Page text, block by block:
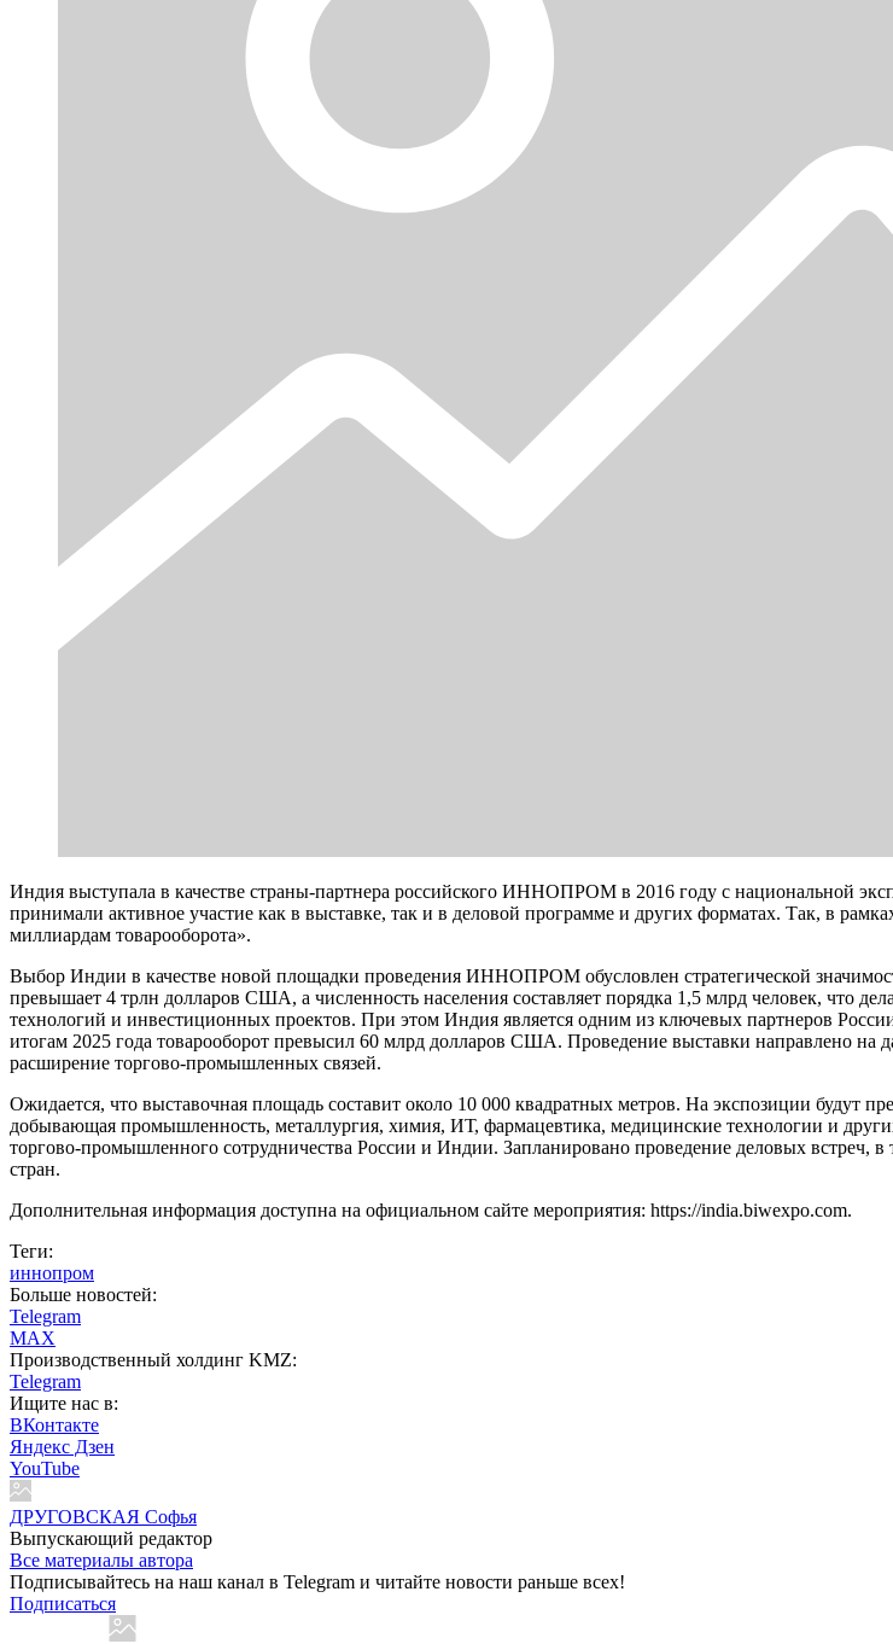
Индия выступала в качестве страны-партнера российского ИННОПРОМ в 2016 году с национальной
принимали активное участие как в выставке, так и в деловой программе и других форматах. Так, в
миллиардам товарооборота».
Выбор Индии в качестве новой площадки проведения ИННОПРОМ обусловлен стратегической
превышает 4 трлн долларов США, а численность населения составляет порядка 1,5 млрд человек,
технологий и инвестиционных проектов. При этом Индия является одним из ключевых партнеров
итогам 2025 года товарооборот превысил 60 млрд долларов США. Проведение выставки направлено на
расширение торгово-промышленных связей.
Ожидается, что выставочная площадь составит около 10 000 квадратных метров. На экспозиции будут
добывающая промышленность, металлургия, химия, ИТ, фармацевтика, медицинские технологии и
торгово-промышленного сотрудничества России и Индии. Запланировано проведение деловых встреч,
стран.
Дополнительная информация доступна на официальном сайте мероприятия: https://india.biwexpo.com.
Теги:
иннопром
Больше новостей:
Telegram
MAX
Производственный холдинг KMZ:
Telegram
Ищите нас в:
ВКонтакте
Яндекс Дзен
YouTube
ДРУГОВСКАЯ Софья
Выпускающий редактор
Все материалы автора
Подписывайтесь на наш канал в Telegram и читайте новости раньше всех!
Подписаться